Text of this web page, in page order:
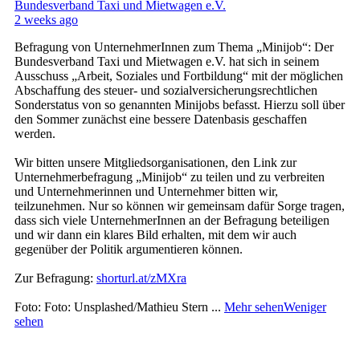
Bundesverband Taxi und Mietwagen e.V.
2 weeks ago
Befragung von UnternehmerInnen zum Thema „Minijob“: Der
Bundesverband Taxi und Mietwagen e.V. hat sich in seinem
Ausschuss „Arbeit, Soziales und Fortbildung“ mit der möglichen
Abschaffung des steuer- und sozialversicherungsrechtlichen
Sonderstatus von so genannten Minijobs befasst. Hierzu soll über
den Sommer zunächst eine bessere Datenbasis geschaffen
werden.
Wir bitten unsere Mitgliedsorganisationen, den Link zur
Unternehmerbefragung „Minijob“ zu teilen und zu verbreiten
und Unternehmerinnen und Unternehmer bitten wir,
teilzunehmen. Nur so können wir gemeinsam dafür Sorge tragen,
dass sich viele UnternehmerInnen an der Befragung beteiligen
und wir dann ein klares Bild erhalten, mit dem wir auch
gegenüber der Politik argumentieren können.
Zur Befragung: shorturl.at/zMXra
Foto: Foto: Unsplashed/Mathieu Stern ... Mehr sehenWeniger
sehen